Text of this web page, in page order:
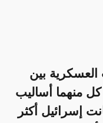
العسكرية بين
منهما أساليب
إسرائيل أكثر